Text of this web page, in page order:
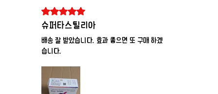
별점 5점 중 5점을 주었습니다.
슈퍼타스틸리아
배송 잘 받았습니다. 효과 좋으면 또 구매 하겠
습니다.